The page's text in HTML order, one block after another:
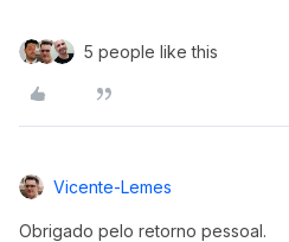
5 people like this
Vicente-Lemes
Obrigado pelo retorno pessoal.